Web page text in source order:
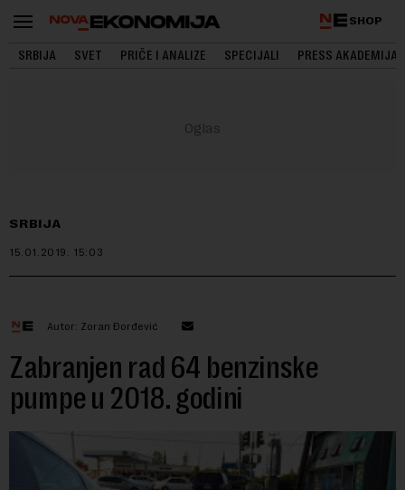
SHOP
SRBIJA SVET PRIČE I ANALIZE SPECIJALI PRESS AKADEMIJA
SRBIJA
15.01.2019. 15:03
Autor: Zoran Đorđević
Zabranjen rad 64 benzinske
pumpe u 2018. godini